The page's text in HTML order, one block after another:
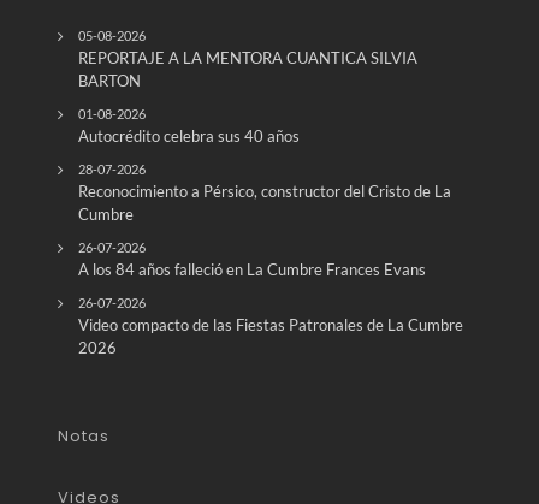
05-08-2026
REPORTAJE A LA MENTORA CUANTICA SILVIA
BARTON
01-08-2026
Autocrédito celebra sus 40 años
28-07-2026
Reconocimiento a Pérsico, constructor del Cristo de La
Cumbre
26-07-2026
A los 84 años falleció en La Cumbre Frances Evans
26-07-2026
Video compacto de las Fiestas Patronales de La Cumbre
2026
Notas
Videos